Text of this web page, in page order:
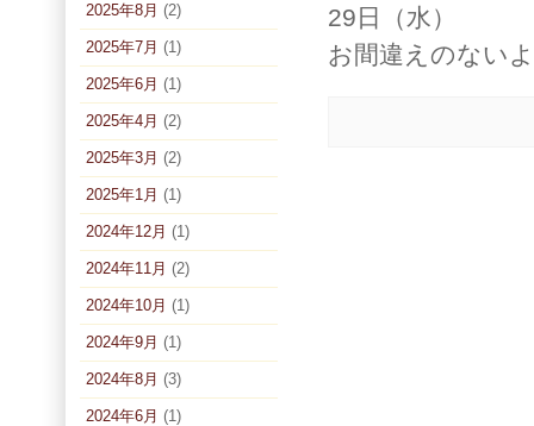
29日（水）
お間違えのない
2025年8月 (2)
2025年7月 (1)
2025年6月 (1)
2025年4月 (2)
2025年3月 (2)
2025年1月 (1)
2024年12月 (1)
2024年11月 (2)
2024年10月 (1)
2024年9月 (1)
2024年8月 (3)
2024年6月 (1)